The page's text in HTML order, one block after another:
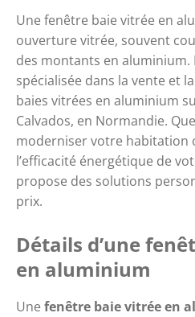
Une fenêtre baie vitrée en
ouverture vitrée, souvent
des montants en aluminium.
spécialisée dans la vente et
baies vitrées en aluminium
Calvados, en Normandie.
moderniser votre habitation
l’efficacité énergétique de
propose des solutions
prix.
Détails d’une
en aluminium
Une fenêtre baie vitrée en